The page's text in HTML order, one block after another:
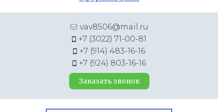
vav8506@mail.ru
+7 (3022) 71-00-81
+7 (914) 483-16-16
+7 (924) 803-16-16
Заказать звонок